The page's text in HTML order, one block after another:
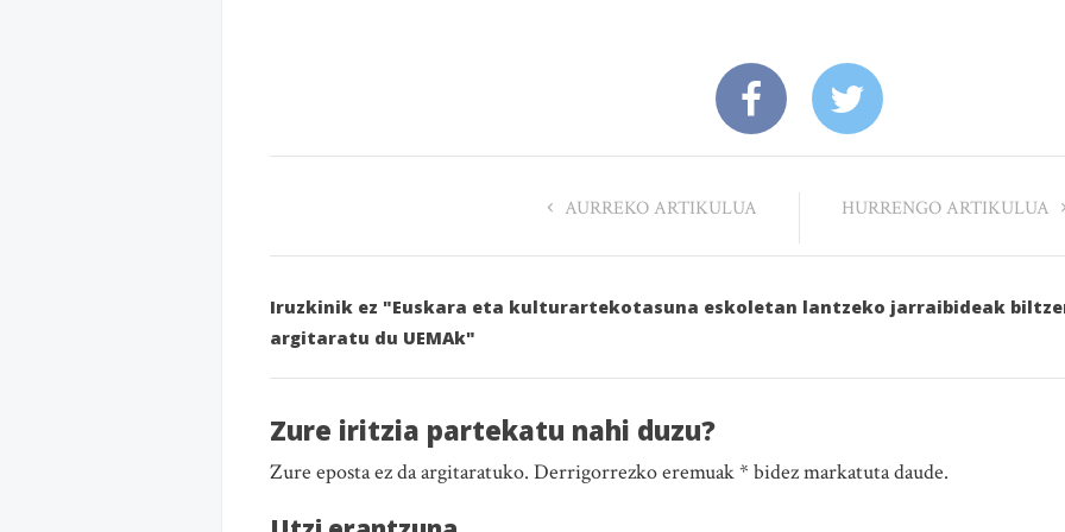
AURREKO ARTIKULUA HURRENGO ARTIKULUA
Iruzkinik ez "Euskara eta kulturartekotasuna eskoletan lantzeko jarraibideak
argitaratu du UEMAk"
Zure iritzia partekatu nahi duzu?
Zure eposta ez da argitaratuko. Derrigorrezko eremuak * bidez markatuta daude.